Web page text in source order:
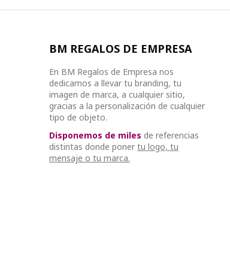
BM REGALOS DE EMPRESA
En BM Regalos de Empresa nos
dedicamos a llevar tu branding, tu
imagen de marca, a cualquier sitio,
gracias a la personalización de cualquier
tipo de objeto.
Disponemos de miles de referencias
distintas donde poner tu logo, tu
mensaje o tu marca.